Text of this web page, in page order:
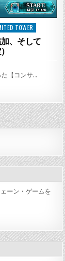
TOWER
、そして
【コンサ…
ーン・ゲームを